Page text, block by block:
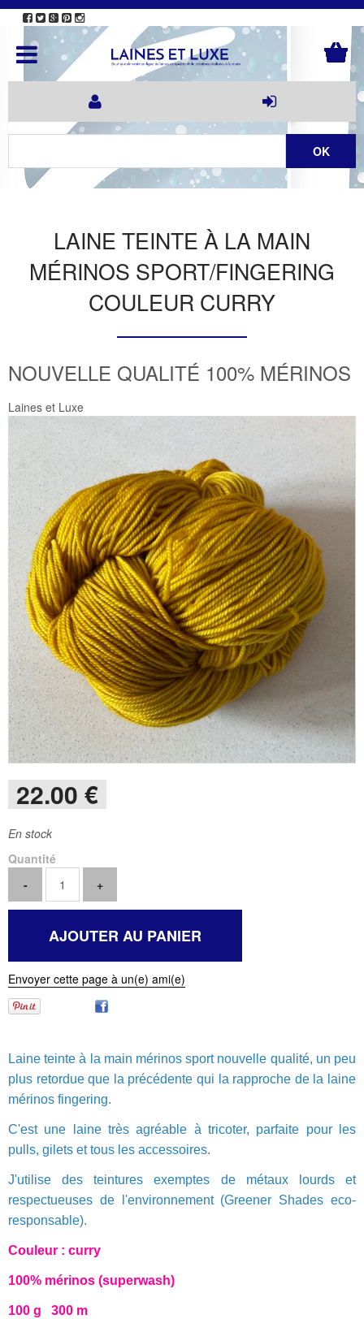
LAINE TEINTE À LA MAIN
MÉRINOS SPORT/FINGERING
COULEUR CURRY
NOUVELLE QUALITÉ 100% MÉRINOS
Laines et Luxe
22.00 €
En stock
Quantité
Envoyer cette page à un(e) ami(e)
Laine teinte à la main mérinos sport nouvelle qualité, un peu
plus retordue que la précédente qui la rapproche de la laine
mérinos fingering.
C'est une laine très agréable à tricoter, parfaite pour les
pulls, gilets et tous les accessoires.
J'utilise des teintures exemptes de métaux lourds et
respectueuses de l'environnement (Greener Shades eco-
responsable).
Couleur : curry
100% mérinos (superwash)
100 g 300 m